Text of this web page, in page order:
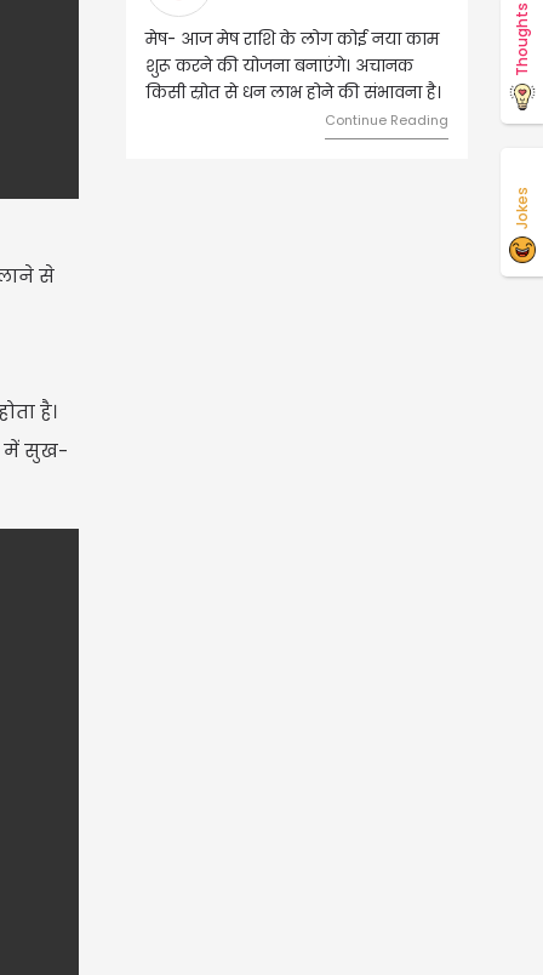
से
है।
में सुख-
वृष - आज ऐसे व्यक्ति से मुलाकात होगी,
जिससे भविष्य में बड़े फायदे हो सकते हैं।
दांपत्य जीवन में मधुरता बनी रहेगी।
Continue Reading
Thoughts
Jokes